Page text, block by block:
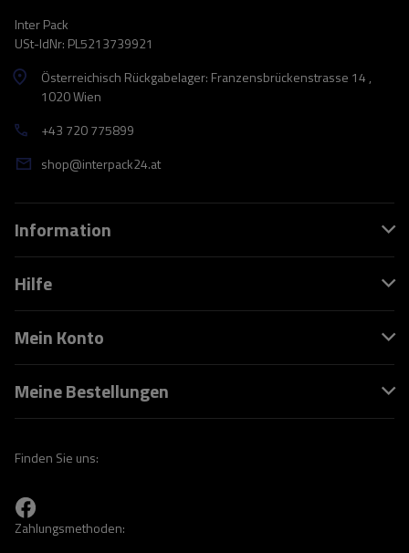
Inter Pack
USt-IdNr: PL5213739921
Österreichisch Rückgabelager: Franzensbrückenstrasse 14 ,
1020 Wien
+43 720 775899
shop@interpack24.at
Information
Hilfe
Mein Konto
Meine Bestellungen
Finden Sie uns:
Zahlungsmethoden: